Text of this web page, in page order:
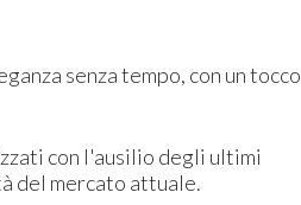
senza tempo, con un tocco
con l'ausilio degli ultimi
del mercato attuale.